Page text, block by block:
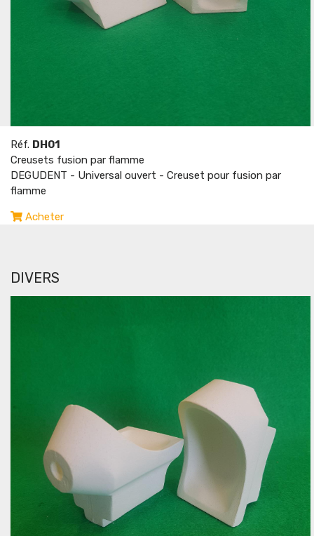
Réf. DH01
Creusets fusion par flamme
DEGUDENT - Universal ouvert - Creuset pour fusion par
flamme
Acheter
DIVERS